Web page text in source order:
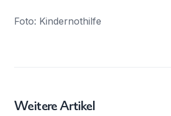
Foto: Kindernothilfe
Weitere Artikel